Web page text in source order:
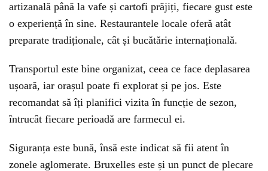
artizanală până la vafe și cartofi prăjiți, fiecare gust este
o experiență în sine. Restaurantele locale oferă atât
preparate tradiționale, cât și bucătărie internațională.
Transportul este bine organizat, ceea ce face deplasarea
ușoară, iar orașul poate fi explorat și pe jos. Este
recomandat să îți planifici vizita în funcție de sezon,
întrucât fiecare perioadă are farmecul ei.
Siguranța este bună, însă este indicat să fii atent în
zonele aglomerate. Bruxelles este și un punct de plecare